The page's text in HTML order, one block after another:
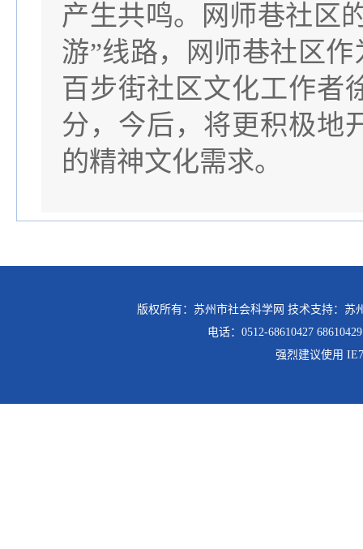
产生共鸣。网师巷社区
游”线路，网师巷社区
百步街社区文化工作者
分，今后，将更积极地
的精神文化需求。
版权所有：苏州市社会科学网 技术支持：
电话：0512-68610427
强烈建议使用